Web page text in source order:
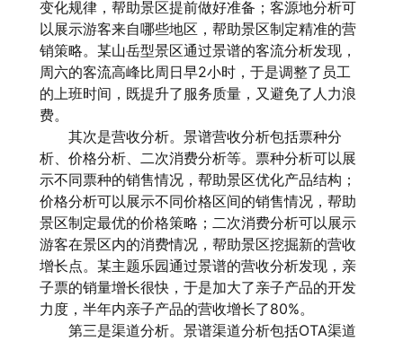
变化规律，帮助景区提前做好准备；客源地分析可
以展示游客来自哪些地区，帮助景区制定精准的营
销策略。某山岳型景区通过景谱的客流分析发现，
周六的客流高峰比周日早2小时，于是调整了员工
的上班时间，既提升了服务质量，又避免了人力浪
费。
其次是营收分析。景谱营收分析包括票种分
析、价格分析、二次消费分析等。票种分析可以展
示不同票种的销售情况，帮助景区优化产品结构；
价格分析可以展示不同价格区间的销售情况，帮助
景区制定最优的价格策略；二次消费分析可以展示
游客在景区内的消费情况，帮助景区挖掘新的营收
增长点。某主题乐园通过景谱的营收分析发现，亲
子票的销量增长很快，于是加大了亲子产品的开发
力度，半年内亲子产品的营收增长了80%。
第三是渠道分析。景谱渠道分析包括OTA渠道